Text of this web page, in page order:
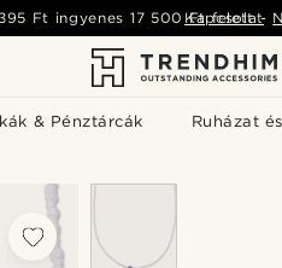
& Pénztárcák Ruházat
Ft ingyenes 17 500 Ft felett-
Kapcsolat